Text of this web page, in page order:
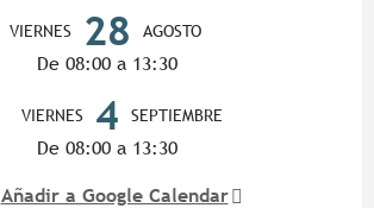
VIERNES 28 AGOSTO
De 08:00 a 13:30
VIERNES 4 SEPTIEMBRE
De 08:00 a 13:30
Añadir a Google Calendar